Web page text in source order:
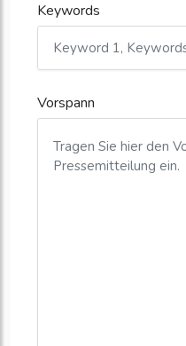
Keywords
Vorspann